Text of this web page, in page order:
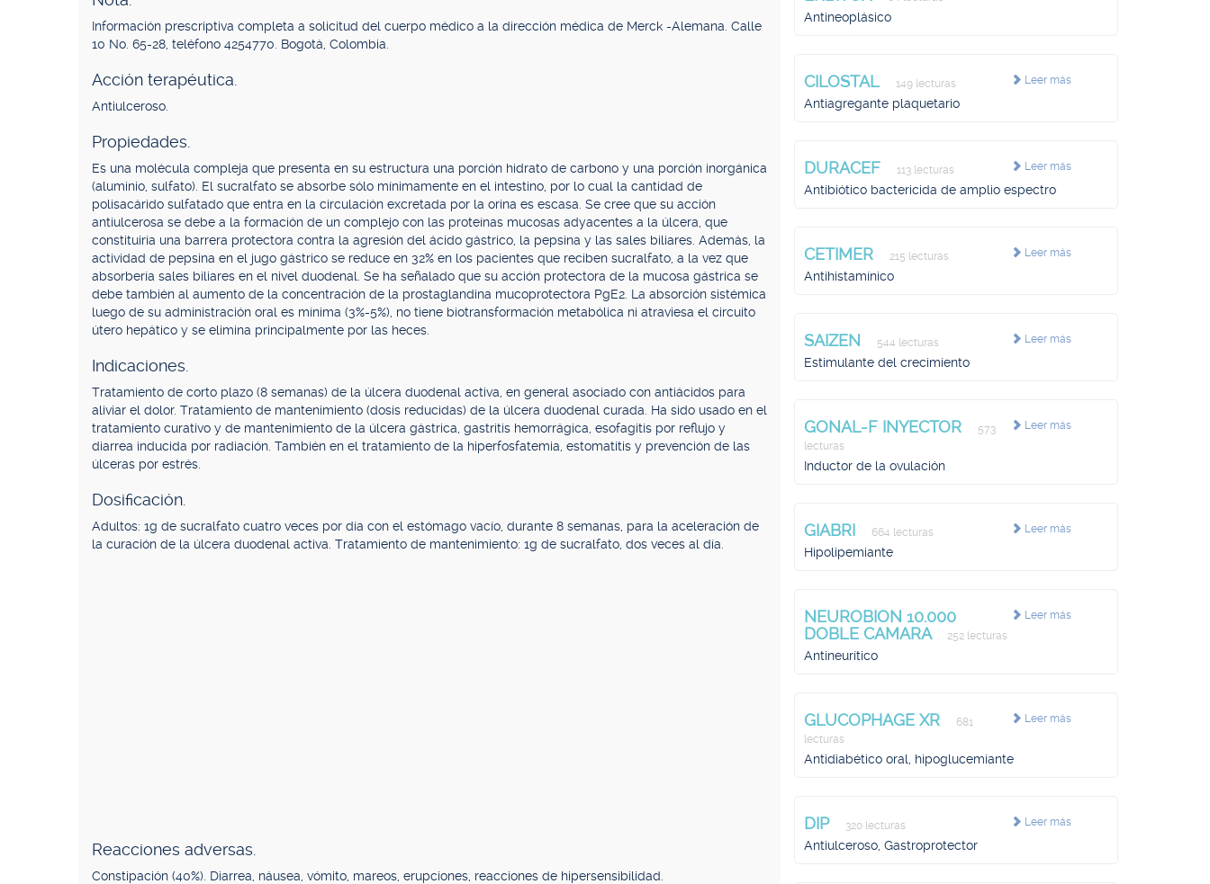
Información prescriptiva completa a solicitud del cuerpo médico a la dirección médica de Merck -Alemana. Calle
10 No. 65-28, teléfono 4254770. Bogotá, Colombia.
Acción terapéutica.
Antiulceroso.
Propiedades.
Es una molécula compleja que presenta en su estructura una porción hidrato de carbono y una porción inorgánica
(aluminio, sulfato). El sucralfato se absorbe sólo mínimamente en el intestino, por lo cual la cantidad de
polisacárido sulfatado que entra en la circulación excretada por la orina es escasa. Se cree que su acción
antiulcerosa se debe a la formación de un complejo con las proteínas mucosas adyacentes a la úlcera, que
constituiría una barrera protectora contra la agresión del ácido gástrico, la pepsina y las sales biliares. Además, la
actividad de pepsina en el jugo gástrico se reduce en 32% en los pacientes que reciben sucralfato, a la vez que
absorbería sales biliares en el nivel duodenal. Se ha señalado que su acción protectora de la mucosa gástrica se
debe también al aumento de la concentración de la prostaglandina mucoprotectora PgE2. La absorción sistémica
luego de su administración oral es mínima (3%-5%), no tiene biotransformación metabólica ni atraviesa el circuito
útero hepático y se elimina principalmente por las heces.
Indicaciones.
Tratamiento de corto plazo (8 semanas) de la úlcera duodenal activa, en general asociado con antiácidos para
aliviar el dolor. Tratamiento de mantenimiento (dosis reducidas) de la úlcera duodenal curada. Ha sido usado en el
tratamiento curativo y de mantenimiento de la úlcera gástrica, gastritis hemorrágica, esofagitis por reflujo y
diarrea inducida por radiación. También en el tratamiento de la hiperfosfatemia, estomatitis y prevención de las
úlceras por estrés.
Dosificación.
Adultos: 1g de sucralfato cuatro veces por día con el estómago vacío, durante 8 semanas, para la aceleración de
la curación de la úlcera duodenal activa. Tratamiento de mantenimiento: 1g de sucralfato, dos veces al día.
Reacciones adversas.
Constipación (40%). Diarrea, náusea, vómito, mareos, erupciones, reacciones de hipersensibilidad.
Antineoplásico
Leer más
CILOSTAL 149 lecturas
Antiagregante plaquetario
Leer más
DURACEF 113 lecturas
Antibiótico bactericida de amplio espectro
Leer más
CETIMER 215 lecturas
Antihistamínico
Leer más
SAIZEN 544 lecturas
Estimulante del crecimiento
Leer más
GONAL-F INYECTOR
573
lecturas
Inductor de la ovulación
Leer más
GIABRI 664 lecturas
Hipolipemiante
Leer más
NEUROBION 10.000
DOBLE CAMARA
252 lecturas
Antineurítico
Leer más
GLUCOPHAGE XR
681
lecturas
Antidiabético oral, hipoglucemiante
Leer más
DIP 320 lecturas
Antiulceroso, Gastroprotector